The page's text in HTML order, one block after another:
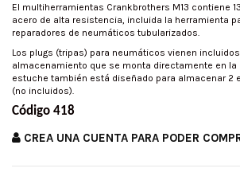
El multiherramientas Crankbrothers M13 contiene
acero de alta resistencia, incluida la herramienta
reparadores de neumáticos tubularizados.
Los plugs (tripas) para neumáticos vienen
almacenamiento que se monta directamente en la
estuche también está diseñado para almacenar 2
(no incluidos).
Código 418
CREA UNA CUENTA PARA PODER